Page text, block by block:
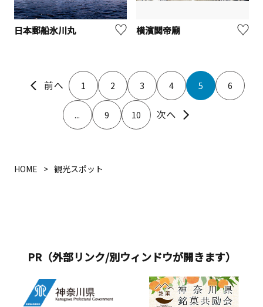
日本郵船氷川丸 横濱関帝廟
1 2 3 4 5 6
... 9 10
HOME 観光スポット
PR（外部リンク/別ウィンドウが開きます）